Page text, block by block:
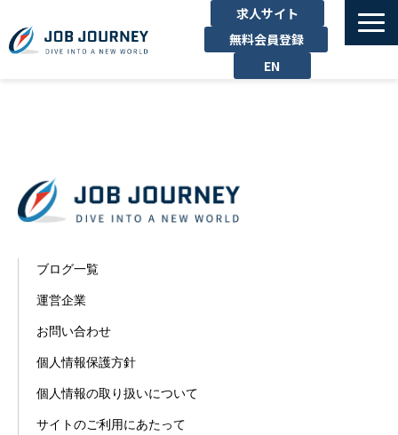
求人サイト
無料会員登録
EN
はたらく
勉強する
ブログ一覧
運営企業
お問い合わせ
個人情報保護方針
個人情報の取り扱いについて
サイトのご利用にあたって